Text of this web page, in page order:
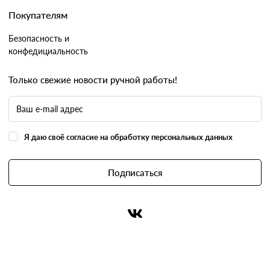
Покупателям
Безопасность и
конфедициальность
Только свежие новости ручной работы!
Я даю своё согласие на обработку персональных данных
Подписаться